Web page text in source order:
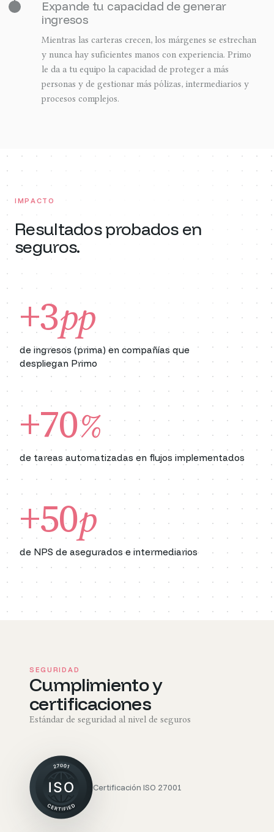
Expande tu capacidad de generar
ingresos
Mientras las carteras crecen, los márgenes se estrechan
y nunca hay suficientes manos con experiencia. Primo
le da a tu equipo la capacidad de proteger a más
personas y de gestionar más pólizas, intermediarios y
procesos complejos.
I MPACTO
Resultados probados en
seguros.
+3pp
de ingresos (prima) en compañías que
despliegan Primo
+70%
de tareas automatizadas en flujos implementados
+50p
de NPS de asegurados e intermediarios
S EGU RID AD
Cumplimiento y
certificaciones
Estándar de seguridad al nivel de seguros
Certificación ISO 27001